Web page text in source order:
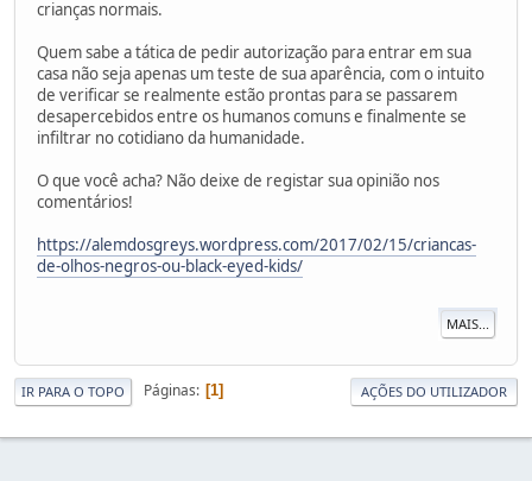
crianças normais.
Quem sabe a tática de pedir autorização para entrar em sua
casa não seja apenas um teste de sua aparência, com o intuito
de verificar se realmente estão prontas para se passarem
desapercebidos entre os humanos comuns e finalmente se
infiltrar no cotidiano da humanidade.
O que você acha? Não deixe de registar sua opinião nos
comentários!
https://alemdosgreys.wordpress.com/2017/02/15/criancas-
de-olhos-negros-ou-black-eyed-kids/
MAIS...
IR PARA O TOPO Páginas 1 AÇÕES DO UTILIZADOR